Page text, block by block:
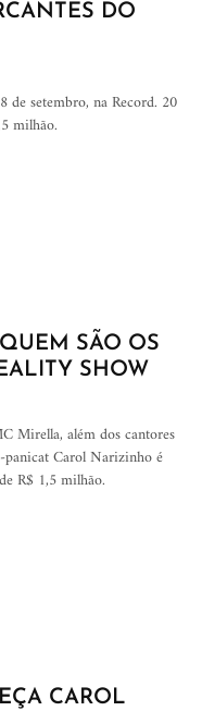
DO
setembro, na Record. 20
milhão.
SÃO OS
SHOW
Mirella, além dos cantores
Carol Narizinho é
R$ 1,5 milhão.
CAROL